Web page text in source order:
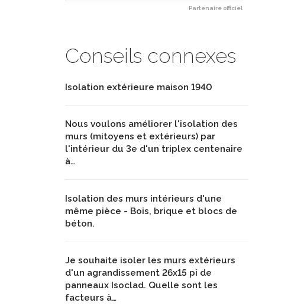
Partenaire officiel
Conseils connexes
Isolation extérieure maison 1940
Nous voulons améliorer l'isolation des
murs (mitoyens et extérieurs) par
l'intérieur du 3e d'un triplex centenaire
à…
Isolation des murs intérieurs d'une
même pièce - Bois, brique et blocs de
béton.
Je souhaite isoler les murs extérieurs
d'un agrandissement 26x15 pi de
panneaux Isoclad. Quelle sont les
facteurs à…